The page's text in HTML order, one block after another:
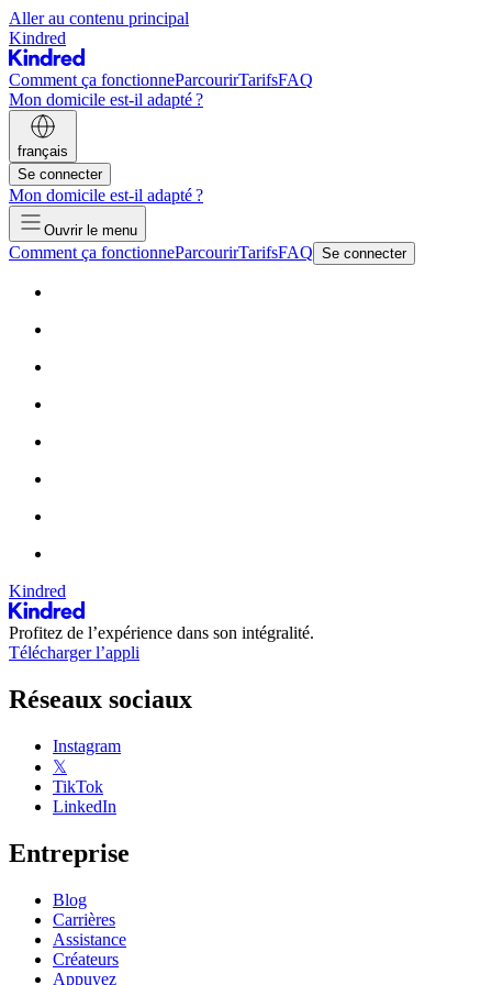
Aller au contenu principal
Kindred
Comment ça fonctionneParcourirTarifsFAQ
Mon domicile est-il adapté ?
français
Se connecter
Mon domicile est-il adapté ?
Ouvrir le menu
Comment ça fonctionneParcourirTarifsFAQ Se connecter
Kindred
Profitez de l’expérience dans son intégralité.
Télécharger l’appli
Réseaux sociaux
Instagram
𝕏
TikTok
LinkedIn
Entreprise
Blog
Carrières
Assistance
Créateurs
Appuyez